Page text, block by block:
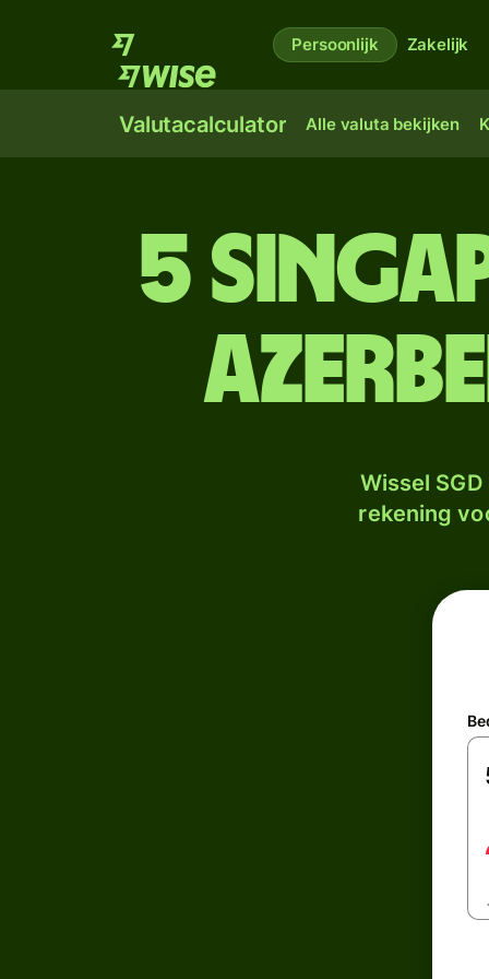
Persoonlijk Zakelijk
Valutacalculator Alle valuta bekijken
5
Wissel
rekening